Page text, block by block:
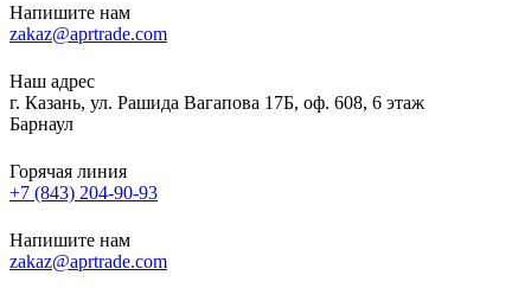
Напишите нам
zakaz@aprtrade.com
Наш адрес
г. Казань, ул. Рашида Вагапова 17Б, оф. 608, 6 этаж
Барнаул
Горячая линия
+7 (843) 204-90-93
Напишите нам
zakaz@aprtrade.com